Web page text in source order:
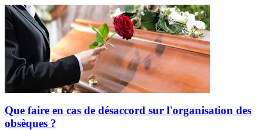
Que faire en cas de désaccord sur l'organisation des
obsèques ?